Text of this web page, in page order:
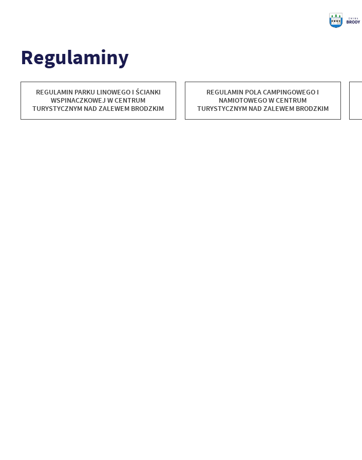
Regulaminy
REGULAMIN PARKU LINOWEGO I ŚCIANKI
WSPINACZKOWEJ W CENTRUM
TURYSTYCZNYM NAD ZALEWEM BRODZKIM
REGULAMIN POLA CAMPINGOWEGO I
NAMIOTOWEGO W CENTRUM
TURYSTYCZNYM NAD ZALEWEM BRODZKIM